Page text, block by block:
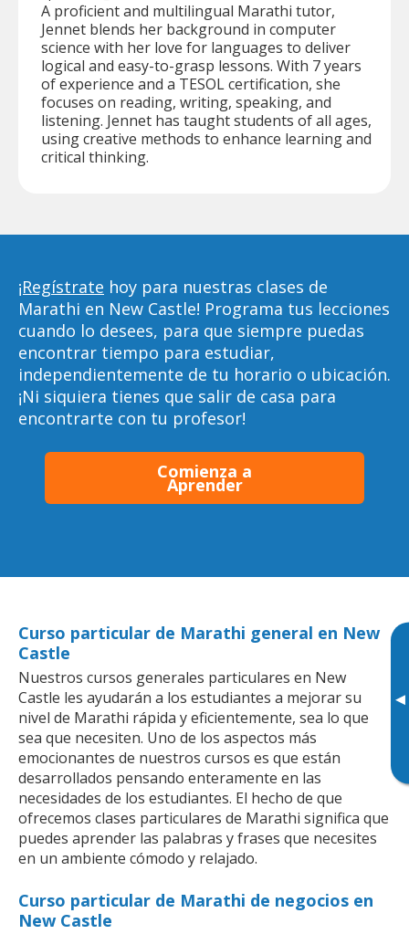
▸
A proficient and multilingual Marathi tutor,
Jennet blends her background in computer
science with her love for languages to deliver
logical and easy-to-grasp lessons. With 7 years
of experience and a TESOL certification, she
focuses on reading, writing, speaking, and
listening. Jennet has taught students of all ages,
using creative methods to enhance learning and
critical thinking.
¡Regístrate hoy para nuestras clases de
Marathi en New Castle! Programa tus lecciones
cuando lo desees, para que siempre puedas
encontrar tiempo para estudiar,
independientemente de tu horario o ubicación.
¡Ni siquiera tienes que salir de casa para
encontrarte con tu profesor!
Comienza a
Aprender
Curso particular de Marathi general en New
Castle
Nuestros cursos generales particulares en New
Castle les ayudarán a los estudiantes a mejorar su
nivel de Marathi rápida y eficientemente, sea lo que
sea que necesiten. Uno de los aspectos más
emocionantes de nuestros cursos es que están
desarrollados pensando enteramente en las
necesidades de los estudiantes. El hecho de que
ofrecemos clases particulares de Marathi significa que
puedes aprender las palabras y frases que necesites
en un ambiente cómodo y relajado.
Curso particular de Marathi de negocios en
New Castle